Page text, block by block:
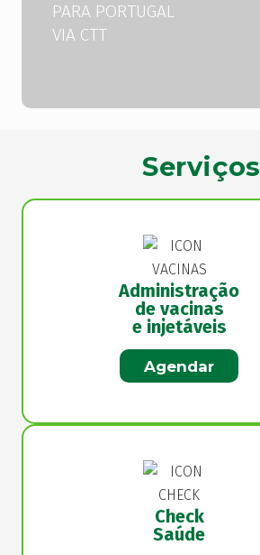
PARA PORTUGAL
VIA CTT
Serviços
Administração
de vacinas
e injetáveis
Agendar
Check
Saúde